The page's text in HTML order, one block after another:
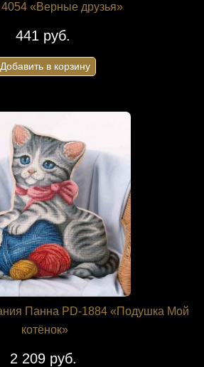
4054 «Верные друзья»
441 руб.
Добавить в корзину
Панна PD-1884 «Подушка Мой
котёнок»
2 209 руб.